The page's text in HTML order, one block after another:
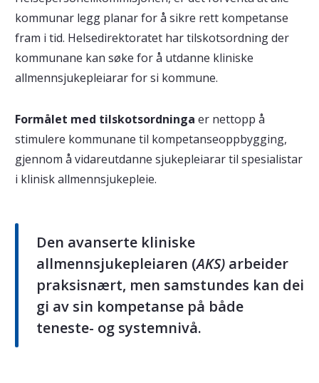
kommunar legg planar for å sikre rett kompetanse
fram i tid. Helsedirektoratet har tilskotsordning der
kommunane kan søke for å utdanne kliniske
allmennsjukepleiarar for si kommune.
Formålet med tilskotsordninga er nettopp å
stimulere kommunane til kompetanseoppbygging,
gjennom å vidareutdanne sjukepleiarar til spesialistar
i klinisk allmennsjukepleie.
Den avanserte kliniske
allmennsjukepleiaren (AKS)arbeider
praksisnært, men samstundes kan dei
gi av sin kompetanse på både
teneste- og systemnivå.